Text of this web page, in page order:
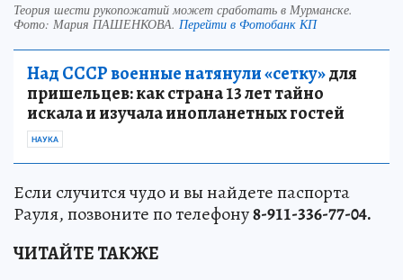
Теория шести рукопожатий может сработать в Мурманске.
Фото: Мария ПАШЕНКОВА. Перейти в Фотобанк КП
Над СССР военные натянули «сетку»для
пришельцев: как страна 13 лет тайно
искала и изучала инопланетных гостей
НАУКА
Если случится чудо и вы найдете паспорта
Рауля, позвоните по телефону8-911-336-77-04.
ЧИТАЙТЕ ТАКЖЕ